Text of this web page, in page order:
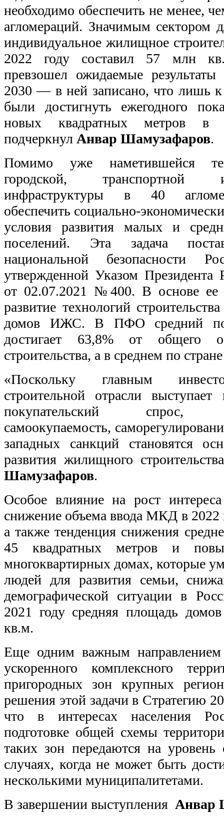
необходимо обеспечить не менее,
агломераций. Значимым сектором
индивидуальное жилищное
2022 году составил 57 млн
превзошел ожидаемые результаты
2030 — в ней записано, что лишь
были достигнуть ежегодного
новых квадратных метров
подчеркнул Анвар Шамузафаров.
Помимо уже наметившейся
городской, транспортной
инфраструктуры в 40
обеспечить социально-
условия развития малых и
поселений. Эта задача
национальной безопасности
утвержденной Указом Президента
от 02.07.2021 №400. В основе ее
развитие технологий
домов ИЖС. В ПФО средний
достигает 63,8% от общего
строительства, а в среднем по
«Поскольку главным
строительной отрасли
покупательский спрос,
самоокупаемость,
западных санкций становятся
развития жилищного
Шамузафаров.
Особое влияние на рост
снижение объема ввода МКД в 2022
а также тенденция снижения
45 квадратных метров и
многоквартирных домах, которые
людей для развития семьи,
демографической ситуации в
2021 году средняя площадь
кв.м.
Еще одним важным направлением
ускоренного комплексного
пригородных зон крупных
решения этой задачи в Стратегию
что в интересах населения
подготовке общей схемы
таких зон передаются на уровень
случаях, когда не может быть
несколькими муниципалитетами.
В завершении выступления Анвар